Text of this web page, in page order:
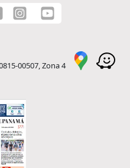
00507, Zona 4